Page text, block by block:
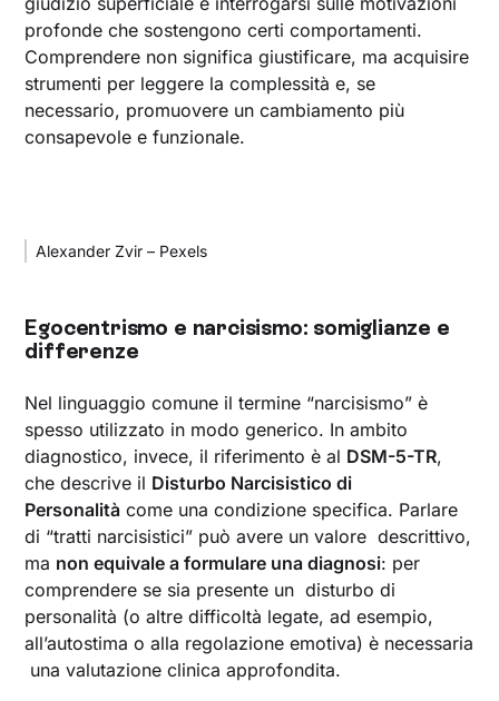
profonde che sostengono certi comportamenti.
Comprendere non significa giustificare, ma acquisire
strumenti per leggere la complessità e, se
necessario, promuovere un cambiamento più
consapevole e funzionale.
Alexander Zvir – Pexels
Egocentrismo e narcisismo: somiglianze e
differenze
Nel linguaggio comune il termine “narcisismo” è
spesso utilizzato in modo generico. In ambito
diagnostico, invece, il riferimento è al DSM-5-TR,
che descrive il Disturbo Narcisistico di
Personalità come una condizione specifica. Parlare
di “tratti narcisistici” può avere un valore descrittivo,
ma non equivale a formulare una diagnosi: per
comprendere se sia presente un disturbo di
personalità (o altre difficoltà legate, ad esempio,
all’autostima o alla regolazione emotiva) è necessaria
una valutazione clinica approfondita.